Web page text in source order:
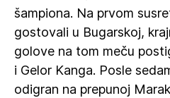
šampiona. Na prvom
gostovali u Bugarskoj,
golove na tom meču
i Gelor Kanga. Posle
odigran na prepunoj